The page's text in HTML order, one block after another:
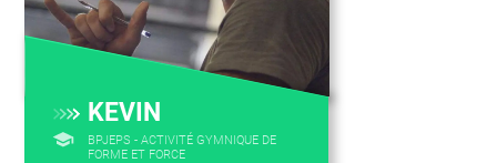
KEVIN
BPJEPS - ACTIVITÉ GYMNIQUE DE
FORME ET FORCE